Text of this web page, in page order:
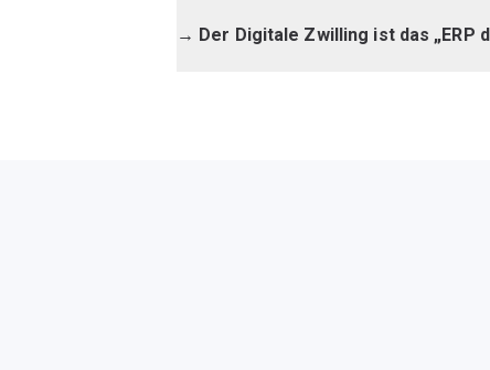
→ Der Digitale Zwilling ist das „ERP